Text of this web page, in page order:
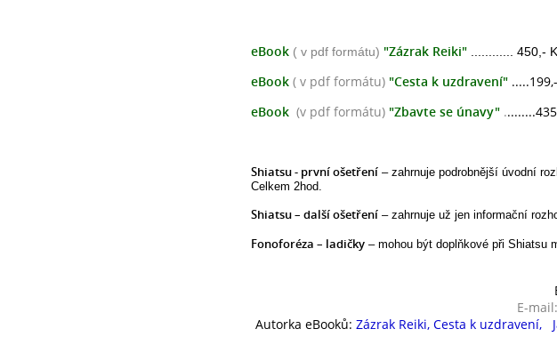
eBook ( v pdf formátu) "Zázrak Reiki" ............ 450,-
eBook ( v pdf formátu) "Cesta k uzdravení"
eBook (v pdf formátu) "Zbavte se únavy" .
Shiatsu - první ošetření – zahrnuje podrobnější úvodní
Celkem 2hod.
Shiatsu – další ošetření – zahrnuje už jen informační
Fonoforéza – ladičky – mohou být doplňkové při Shiatsu
E-mail:
Autorka eBooků: Zázrak Reiki, Cesta k uzdravení,